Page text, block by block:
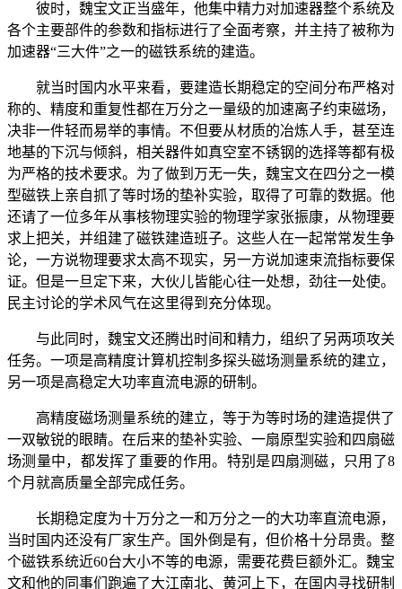
彼时，魏宝文正当盛年，他集中精力对加速器整个系统及
各个主要部件的参数和指标进行了全面考察，并主持了被称为
加速器“三大件”之一的磁铁系统的建造。
就当时国内水平来看，要建造长期稳定的空间分布严格对
称的、精度和重复性都在万分之一量级的加速离子约束磁场，
决非一件轻而易举的事情。不但要从材质的冶炼人手，甚至连
地基的下沉与倾斜，相关器件如真空室不锈钢的选择等都有极
为严格的技术要求。为了做到万无一失，魏宝文在四分之一模
型磁铁上亲自抓了等时场的垫补实验，取得了可靠的数据。他
还请了一位多年从事核物理实验的物理学家张振康，从物理要
求上把关，并组建了磁铁建造班子。这些人在一起常常发生争
论，一方说物理要求太高不现实，另一方说加速束流指标要保
证。但是一旦定下来，大伙儿皆能心往一处想，劲往一处使。
民主讨论的学术风气在这里得到充分体现。
与此同时，魏宝文还腾出时间和精力，组织了另两项攻关
任务。一项是高精度计算机控制多探头磁场测量系统的建立，
另一项是高稳定大功率直流电源的研制。
高精度磁场测量系统的建立，等于为等时场的建造提供了
一双敏锐的眼睛。在后来的垫补实验、一扇原型实验和四扇磁
场测量中，都发挥了重要的作用。特别是四扇测磁，只用了8
个月就高质量全部完成任务。
长期稳定度为十万分之一和万分之一的大功率直流电源，
当时国内还没有厂家生产。国外倒是有，但价格十分昂贵。整
个磁铁系统近60台大小不等的电源，需要花费巨额外汇。魏宝
文和他的同事们跑遍了大江南北、黄河上下，在国内寻找研制